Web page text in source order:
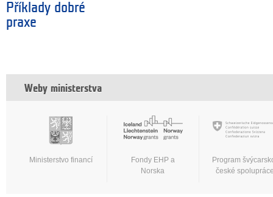
Příklady dobré
praxe
Weby ministerstva
Ministerstvo financí
Fondy EHP a
Norska
Program
české